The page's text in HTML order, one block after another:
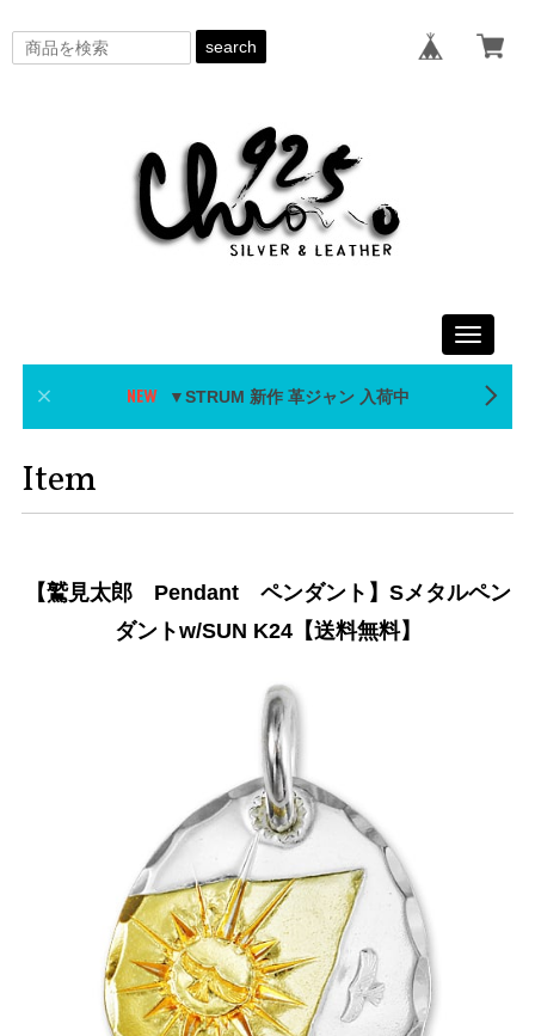
search
Toggle
▼STRUM 新作 革ジャン 入荷中
Item
【鷲見太郎 Pendant ペンダント】Sメタルペン
ダントw/SUN K24【送料無料】